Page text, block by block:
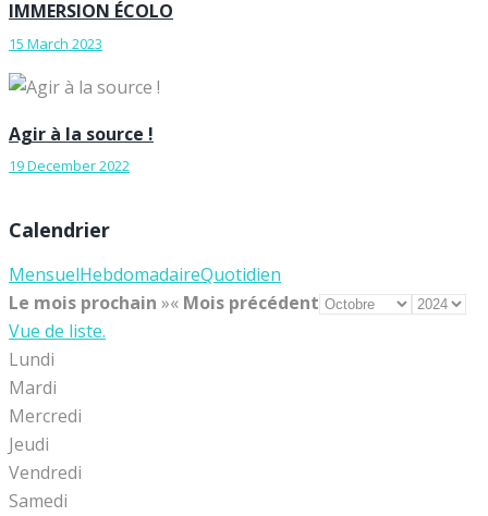
IMMERSION ÉCOLO
15 March 2023
Agir à la source !
19 December 2022
Calendrier
MensuelHebdomadaireQuotidien
Le mois prochain »« Mois précédent
Vue de liste.
Lundi
Mardi
Mercredi
Jeudi
Vendredi
Samedi